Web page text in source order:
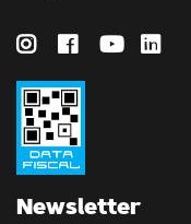
Newsletter